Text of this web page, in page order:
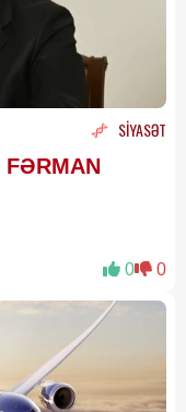
SİYASƏT
FƏRMAN
0 0